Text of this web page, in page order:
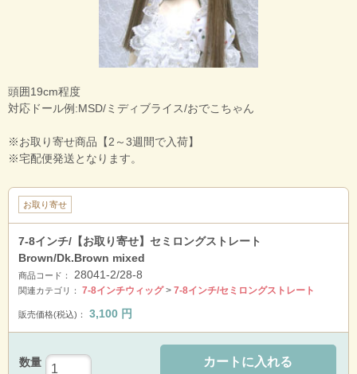
頭囲19cm程度
対応ドール例:MSD/ミディブライス/おでこちゃん
※お取り寄せ商品【2～3週間で入荷】
※宅配便発送となります。
お取り寄せ
7-8インチ/【お取り寄せ】セミロングストレート
Brown/Dk.Brown mixed
商品コード： 28041-2/28-8
関連カテゴリ： 7-8インチウィッグ> 7-8インチ/セミロングストレート
販売価格(税込)： 3,100 円
数量 カートに入れる